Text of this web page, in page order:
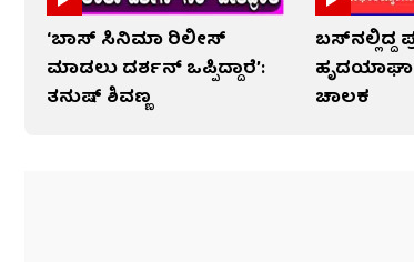
‘ಬಾಸ್ ಸಿನಿಮಾ ರಿಲೀಸ್
ಮಾಡಲು ದರ್ಶನ್ ಒಪ್ಪಿದ್ದಾರೆ’:
ತನುಷ್ ಶಿವಣ್ಣ
ಬಸ್‌ನಲ್ಲಿದ್ದ
ಚಾಲಕ